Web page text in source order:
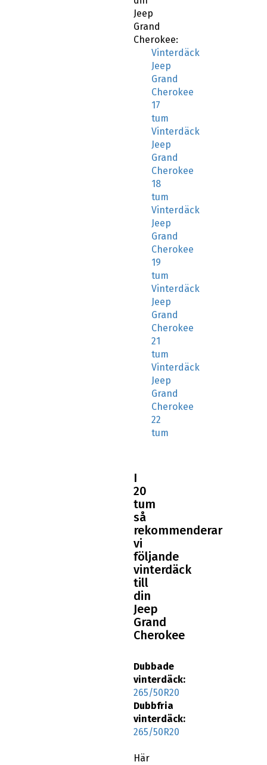
Jeep
Grand
Cherokee:
Vinterdäck
Jeep
Grand
Cherokee
17
tum
Vinterdäck
Jeep
Grand
Cherokee
18
tum
Vinterdäck
Jeep
Grand
Cherokee
19
tum
Vinterdäck
Jeep
Grand
Cherokee
21
tum
Vinterdäck
Jeep
Grand
Cherokee
22
tum
I
20
tum
så
rekommenderar
vi
följande
vinterdäck
till
din
Jeep
Grand
Cherokee
Dubbade
vinterdäck:
265/50R20
Dubbfria
vinterdäck:
265/50R20
Här